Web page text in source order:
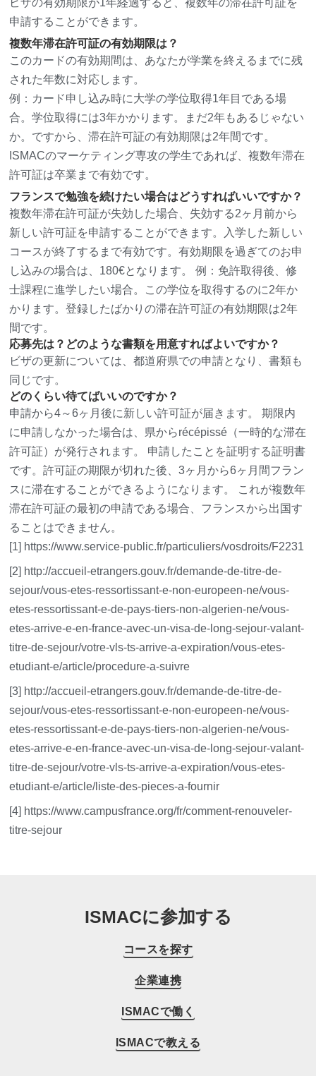
ビザの有効期限が1年経過すると、複数年の滞在許可証を
申請することができます。
複数年滞在許可証の有効期限は？
このカードの有効期間は、あなたが学業を終えるまでに残
された年数に対応します。
例：カード申し込み時に大学の学位取得1年目である場
合。学位取得には3年かかります。まだ2年もあるじゃない
か。ですから、滞在許可証の有効期限は2年間です。
ISMACのマーケティング専攻の学生であれば、複数年滞在
許可証は卒業まで有効です。
フランスで勉強を続けたい場合はどうすればいいですか？
複数年滞在許可証が失効した場合、失効する2ヶ月前から
新しい許可証を申請することができます。入学した新しい
コースが終了するまで有効です。有効期限を過ぎてのお申
し込みの場合は、180€となります。 例：免許取得後、修
士課程に進学したい場合。この学位を取得するのに2年か
かります。登録したばかりの滞在許可証の有効期限は2年
間です。
応募先は？どのような書類を用意すればよいですか？
ビザの更新については、都道府県での申請となり、書類も
同じです。
どのくらい待てばいいのですか？
申請から4～6ヶ月後に新しい許可証が届きます。 期限内
に申請しなかった場合は、県からrécépissé（一時的な滞在
許可証）が発行されます。 申請したことを証明する証明書
です。許可証の期限が切れた後、3ヶ月から6ヶ月間フラン
スに滞在することができるようになります。 これが複数年
滞在許可証の最初の申請である場合、フランスから出国す
ることはできません。
[1] https://www.service-public.fr/particuliers/vosdroits/F2231
[2] http://accueil-etrangers.gouv.fr/demande-de-titre-de-
sejour/vous-etes-ressortissant-e-non-europeen-ne/vous-
etes-ressortissant-e-de-pays-tiers-non-algerien-ne/vous-
etes-arrive-e-en-france-avec-un-visa-de-long-sejour-valant-
titre-de-sejour/votre-vls-ts-arrive-a-expiration/vous-etes-
etudiant-e/article/procedure-a-suivre
[3] http://accueil-etrangers.gouv.fr/demande-de-titre-de-
sejour/vous-etes-ressortissant-e-non-europeen-ne/vous-
etes-ressortissant-e-de-pays-tiers-non-algerien-ne/vous-
etes-arrive-e-en-france-avec-un-visa-de-long-sejour-valant-
titre-de-sejour/votre-vls-ts-arrive-a-expiration/vous-etes-
etudiant-e/article/liste-des-pieces-a-fournir
[4] https://www.campusfrance.org/fr/comment-renouveler-
titre-sejour
ISMACに参加する
コースを探す
企業連携
ISMACで働く
ISMACで教える